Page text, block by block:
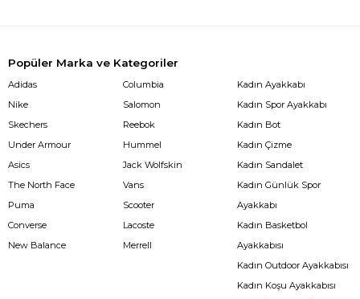
Popüler Marka ve Kategoriler
Adidas
Nike
Skechers
Under Armour
Asics
The North Face
Puma
Converse
New Balance
Columbia
Salomon
Reebok
Hummel
Jack Wolfskin
Vans
Scooter
Lacoste
Merrell
Kadın Ayakkabı
Kadın Spor Ayakkabı
Kadın Bot
Kadın Çizme
Kadın Sandalet
Kadın Günlük Spor
Ayakkabı
Kadın Basketbol
Ayakkabısı
Kadın Outdoor Ayakkabısı
Kadın Koşu Ayakkabısı